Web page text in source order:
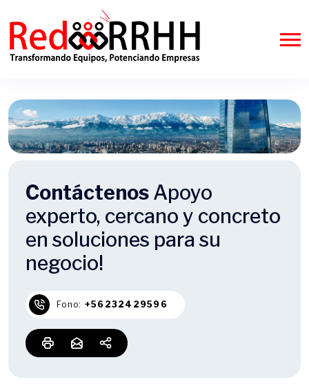
Contáctenos Apoyo
experto, cercano y concreto
en soluciones para su
negocio!
Fono: +56232429596